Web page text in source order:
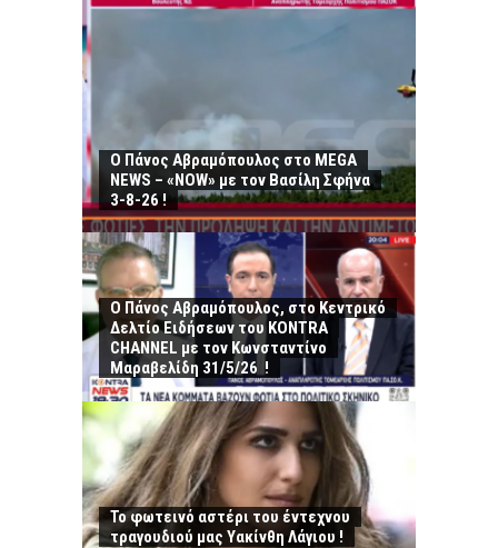
Ο Πάνος Αβραμόπουλος στο MEGA
NEWS – «NOW» με τον Βασίλη Σφήνα
3-8-26 !
Ο Πάνος Αβραμόπουλος, στο Κεντρικό
Δελτίο Ειδήσεων του KONTRA
CHANNEL με τον Κωνσταντίνο
Μαραβελίδη 31/5/26 !
Το φωτεινό αστέρι του έντεχνου
τραγουδιού μας Υακίνθη Λάγιου !